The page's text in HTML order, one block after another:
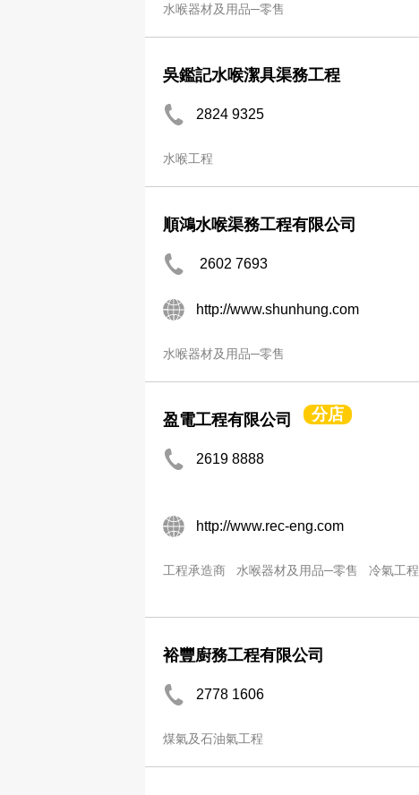
水喉器材及用品─零售
吳鑑記水喉潔具渠務工程
2824 9325
水喉工程
順鴻水喉渠務工程有限公司
2602 7693
http://www.shunhung.com
水喉器材及用品─零售
盈電工程有限公司 分店
2619 8888
http://www.rec-eng.com
工程承造商 水喉器材及用品─零售 冷氣工程
裕豐廚務工程有限公司
2778 1606
煤氣及石油氣工程